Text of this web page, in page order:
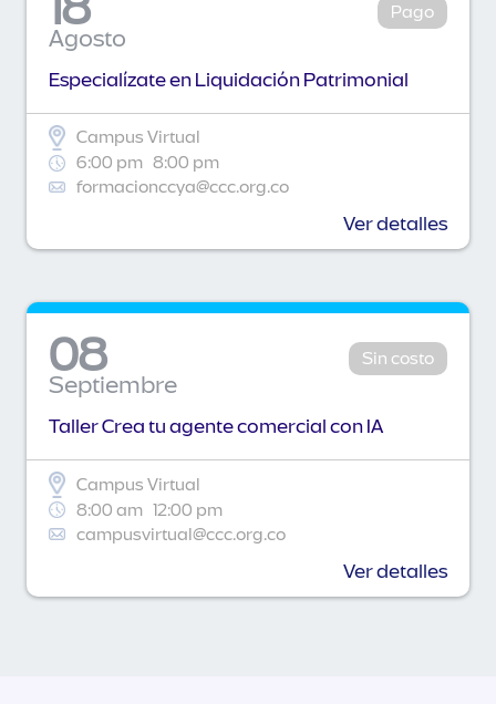
Agosto
Pago
Especialízate en Liquidación Patrimonial
Campus Virtual
6:00 pm 8:00 pm
formacionccya@ccc.org.co
Ver detalles
08
Septiembre
Sin costo
Taller Crea tu agente comercial con IA
Campus Virtual
8:00 am 12:00 pm
campusvirtual@ccc.org.co
Ver detalles